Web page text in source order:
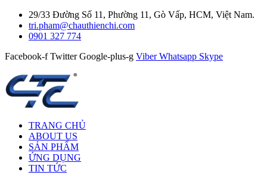
29/33 Đường Số 11, Phường 11, Gò Vấp, HCM, Việt Nam.
tri.pham@chauthienchi.com
0901 327 774
Facebook-f Twitter Google-plus-g Viber Whatsapp Skype
TRANG CHỦ
ABOUT US
SẢN PHẨM
ỨNG DỤNG
TIN TỨC